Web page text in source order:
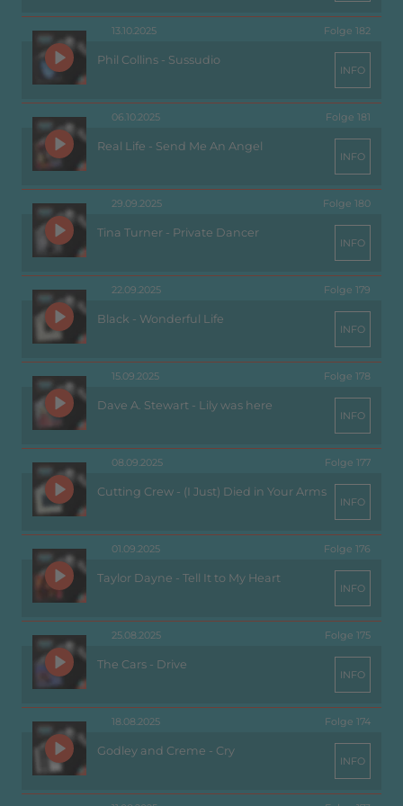
13.10.2025 Folge 182
Phil Collins - Sussudio
INFO
06.10.2025 Folge 181
Real Life - Send Me An Angel
INFO
29.09.2025 Folge 180
Tina Turner - Private Dancer
INFO
22.09.2025 Folge 179
Black - Wonderful Life
INFO
15.09.2025 Folge 178
Dave A. Stewart - Lily was here
INFO
08.09.2025 Folge 177
Cutting Crew - (I Just) Died in Your Arms
INFO
01.09.2025 Folge 176
Taylor Dayne - Tell It to My Heart
INFO
25.08.2025 Folge 175
The Cars - Drive
INFO
18.08.2025 Folge 174
Godley and Creme - Cry
INFO